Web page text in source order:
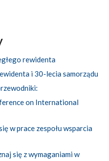
rewidenta
i 30-lecia samorządu
on International
w prace zespołu wsparcia
się z wymaganiami w